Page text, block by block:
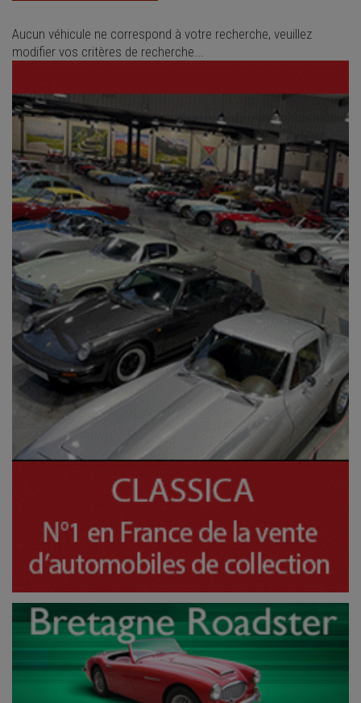
Aucun véhicule ne correspond à votre recherche, veuillez
modifier vos critères de recherche...